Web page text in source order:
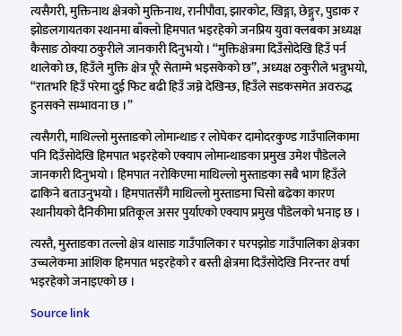
त्यसैगरी, मुक्तिनाथ क्षेत्रको मुक्तिनाथ, रानीपौवा, झारकोट, खिङ्गा, छेङ्गुर, पुडाक र
झोङलगायतका स्थानमा बाँक्लो हिमपात भइरहेको जनप्रिय युवा क्लबका अध्यक्ष
कैसाङ ठोक्या ठकुरीले जानकारी दिनुभयो । “मुक्तिक्षेत्रमा दिउँसोदेखि हिउँ पर्न
थालेको छ, हिउँले मुक्ति क्षेत्र पूरै सेताम्मे भइसकेको छ”, अध्यक्ष ठकुरीले भन्नुभयो,
“रातभरि हिउँ परेमा दुई फिट बढी हिउँ जम्ने देखिन्छ, हिउँले सडकसमेत अवरुद्ध
हुनसक्ने सम्भावना छ ।”
त्यसैगरी, माथिल्लो मुस्ताङको लोमान्थाङ र लोघेकर दामोदरकुण्ड गाउँपालिकामा
पनि दिउँसोदेखि हिमपात भइरहेको एक्याप लोमान्थाङका प्रमुख उमेश पौडेलले
जानकारी दिनुभयो । हिमपात नरोकिएमा माथिल्लो मुस्ताङका सबै भाग हिउँले
ढाकिने बताउनुभयो । हिमपातसँगै माथिल्लो मुस्ताङमा चिसो बढेका कारण
स्थानीयको दैनिकीमा प्रतिकूल असर पुर्याएको एक्याप प्रमुख पौडेलको भनाइ छ ।
त्यस्तै, मुस्ताङका तल्लो क्षेत्र थासाङ गाउँपालिका र घरपझोङ गाउँपालिका क्षेत्रका
उच्चलेकमा आंशिक हिमपात भइरहेको र बस्ती क्षेत्रमा दिउँसोदेखि निरन्तर वर्षा
भइरहेको जनाइएको छ ।
Source link